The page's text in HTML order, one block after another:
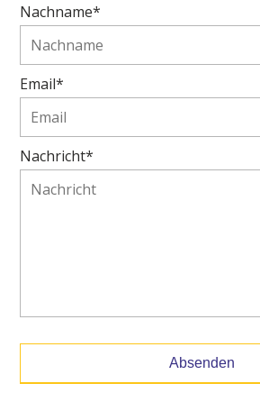
Nachname*
Email*
Nachricht*
Absenden